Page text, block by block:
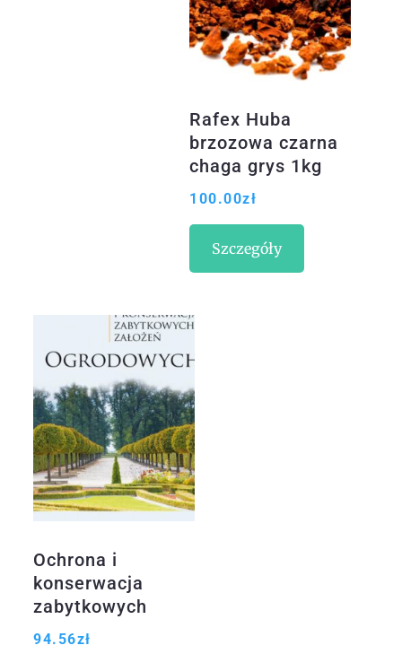
Rafex Huba
brzozowa czarna
chaga grys 1kg
100.00zł
Szczegóły
Ochrona i
konserwacja
zabytkowych
założeń
94.56zł